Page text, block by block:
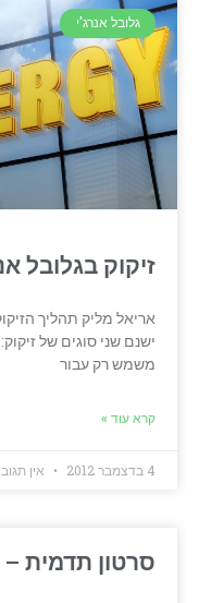
גלובל אנרג'י
זיקוק בגלובל
אריאל מליק תהליך
ישנם שני סוגים של
משמש רק עבור
קרא עוד »
4 בדצמבר 2012 אין
סרטון תדמית –